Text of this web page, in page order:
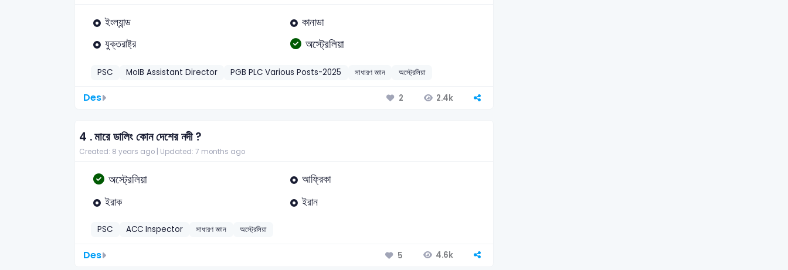
ইংল্যান্ড
কানাডা
যুক্তরাষ্ট্র
অস্ট্রেলিয়া
PSC MoIB Assistant Director PGB PLC Various Posts-2025 সাধারণ জ্ঞান অস্ট্রেলিয়া
Des 2 2.4k
4 .মারে ডালিং কোন দেশের নদী ?
Created: 8 years ago | Updated: 7 months ago
অস্ট্রেলিয়া
আফ্রিকা
ইরাক
ইরান
PSC ACC Inspector সাধারণ জ্ঞান অস্ট্রেলিয়া
Des 5 4.6k